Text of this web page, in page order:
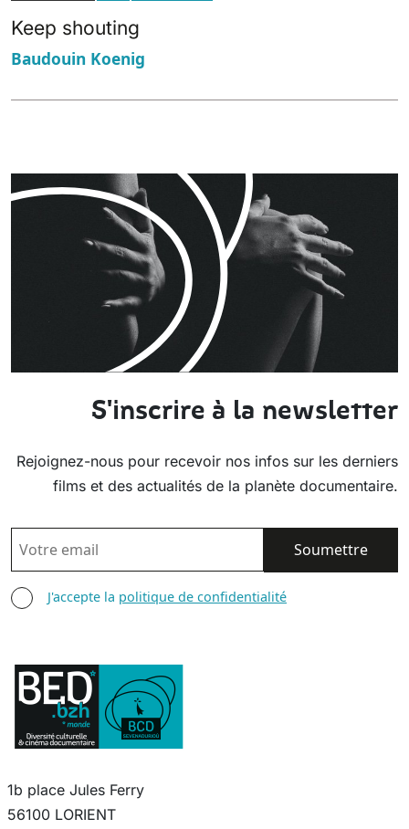
Keep shouting
Baudouin Koenig
S'inscrire à la newsletter
Rejoignez-nous pour recevoir nos infos sur les derniers
films et des actualités de la planète documentaire.
EMAIL
AGREE TERMS
J'accepte la politique de confidentialité
1b place Jules Ferry
56100 LORIENT